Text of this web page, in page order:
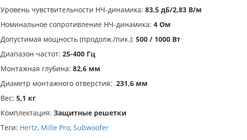
Уровень чувствительности НЧ-динамика: 83,5 дБ/2,83 В/м
Номинальное сопротивление НЧ-динамика: 4 Ом
Допустимая мощность (продолж./пик.): 500 / 1000 Вт
Диапазон частот: 25-400 Гц
Монтажная глубина: 82,6 мм
Диаметр монтажного отверстия: 231,6 мм
Вес: 5,1 кг
Комплектация: Защитные решетки
Теги: Hertz, Mille Pro, Subwoofer